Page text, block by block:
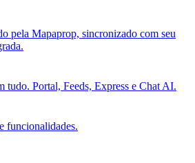
pela Mapaprop, sincronizado com seu
tudo. Portal, Feeds, Express e Chat AI.
funcionalidades.